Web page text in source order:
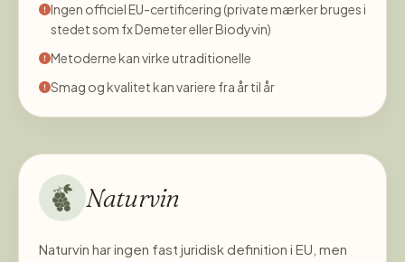
Ingen officiel EU-certificering (private mærker bruges i
stedet som fx Demeter eller Biodyvin)
Metoderne kan virke utraditionelle
Smag og kvalitet kan variere fra år til år
Naturvin
Naturvin har ingen fast juridisk definition i EU, men